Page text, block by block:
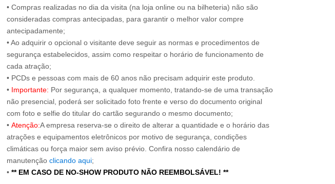
• Compras realizadas no dia da visita (na loja online ou na bilheteria) não são
consideradas compras antecipadas, para garantir o melhor valor compre
antecipadamente;
• Ao adquirir o opcional o visitante deve seguir as normas e procedimentos de
segurança estabelecidos, assim como respeitar o horário de funcionamento de
cada atração;
• PCDs e pessoas com mais de 60 anos não precisam adquirir este produto.
• Importante: Por segurança, a qualquer momento, tratando-se de uma transação
não presencial, poderá ser solicitado foto frente e verso do documento original
com foto e selfie do titular do cartão segurando o mesmo documento;
• Atenção:A empresa reserva-se o direito de alterar a quantidade e o horário das
atrações e equipamentos eletrônicos por motivo de segurança, condições
climáticas ou força maior sem aviso prévio. Confira nosso calendário de
manutenção clicando aqui;
• ** EM CASO DE NO-SHOW PRODUTO NÃO REEMBOLSÁVEL! **